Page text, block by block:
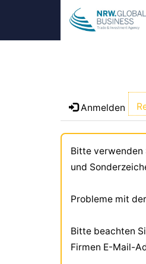
Anmelden
Bitte verwenden
und
Probleme mit
Bitte beachten
Firmen E-Mail-